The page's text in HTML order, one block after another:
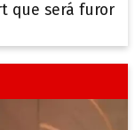
que será furor